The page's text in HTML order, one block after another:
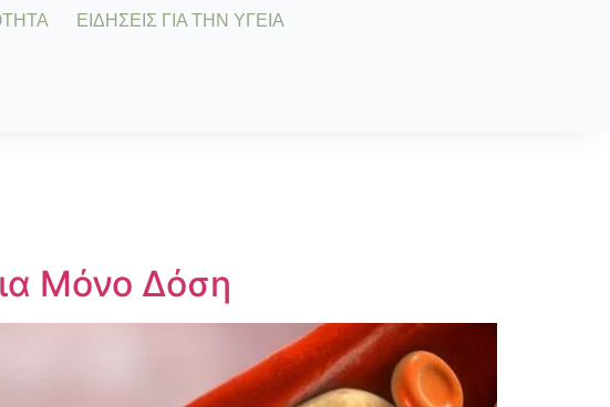
ΕΙΔΗΣΕΙΣ ΓΙΑ ΤΗΝ ΥΓΕΙΑ
Μόνο Δόση